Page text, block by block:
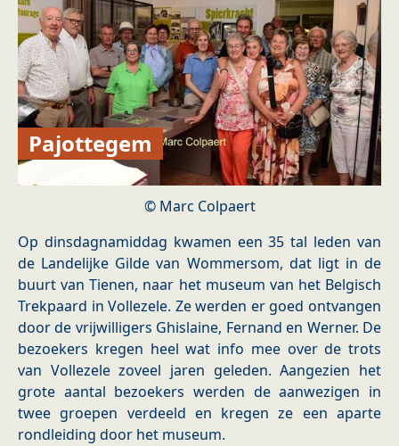
Pajottegem
Marc Colpaert
Op dinsdagnamiddag kwamen een 35 tal leden van
de Landelijke Gilde van Wommersom, dat ligt in de
buurt van Tienen, naar het museum van het Belgisch
Trekpaard in Vollezele. Ze werden er goed ontvangen
door de vrijwilligers Ghislaine, Fernand en Werner. De
bezoekers kregen heel wat info mee over de trots
van Vollezele zoveel jaren geleden. Aangezien het
grote aantal bezoekers werden de aanwezigen in
twee groepen verdeeld en kregen ze een aparte
rondleiding door het museum.